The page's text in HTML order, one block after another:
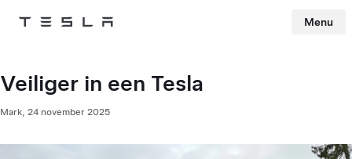
Tesla Menu
Veiliger in een Tesla
Mark, 24 november 2025